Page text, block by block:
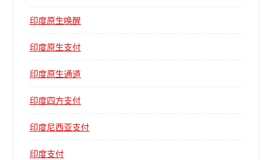
印度原生唤醒
印度原生支付
印度原生通道
印度四方支付
印度尼西亚支付
印度支付